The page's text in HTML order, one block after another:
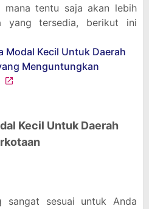
mana tentu saja akan lebih
yang tersedia, berikut ini
Kecil Untuk Daerah
sangat sesuai untuk Anda